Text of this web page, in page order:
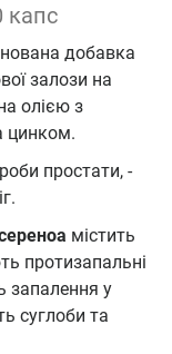
капс
добавка
залози на
олією з
цинком.
простати, -
містить
протизапальні
запалення у
суглоби та